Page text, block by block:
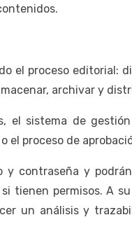
el proceso editorial:
archivar y
el sistema de
el proceso de
contraseña y
tienen permisos. A
un análisis y